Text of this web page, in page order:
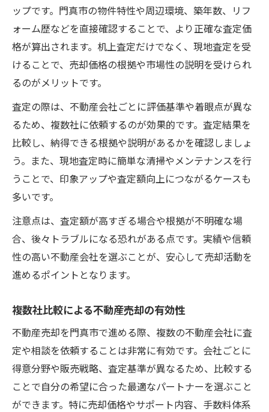
ップです。門真市の物件特性や周辺環境、築年数、リフ
ォーム歴などを直接確認することで、より正確な査定価
格が算出されます。机上査定だけでなく、現地査定を受
けることで、売却価格の根拠や市場性の説明を受けられ
るのがメリットです。
査定の際は、不動産会社ごとに評価基準や着眼点が異な
るため、複数社に依頼するのが効果的です。査定結果を
比較し、納得できる根拠や説明があるかを確認しましょ
う。また、現地査定時に簡単な清掃やメンテナンスを行
うことで、印象アップや査定額向上につながるケースも
多いです。
注意点は、査定額が高すぎる場合や根拠が不明確な場
合、後々トラブルになる恐れがある点です。実績や信頼
性の高い不動産会社を選ぶことが、安心して売却活動を
進めるポイントとなります。
複数社比較による不動産売却の有効性
不動産売却を門真市で進める際、複数の不動産会社に査
定や相談を依頼することは非常に有効です。会社ごとに
得意分野や販売戦略、査定基準が異なるため、比較する
ことで自分の希望に合った最適なパートナーを選ぶこと
ができます。特に売却価格やサポート内容、手数料体系